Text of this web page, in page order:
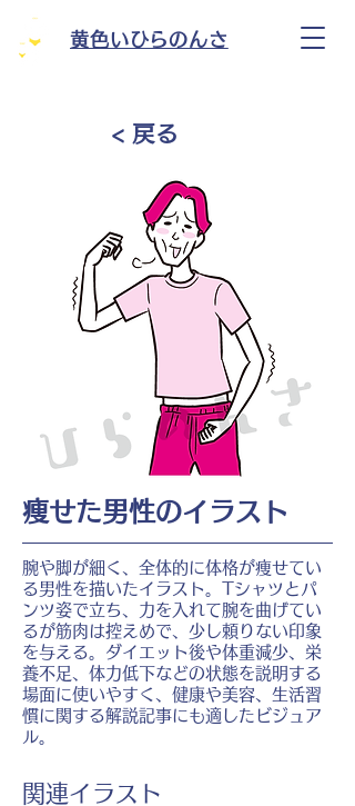
黄色いひらのんさ
< 戻る
痩せた男性のイラスト
腕や脚が細く、全体的に体格が痩せてい
る男性を描いたイラスト。Tシャツとパ
ンツ姿で立ち、力を入れて腕を曲げてい
るが筋肉は控えめで、少し頼りない印象
を与える。ダイエット後や体重減少、栄
養不足、体力低下などの状態を説明する
場面に使いやすく、健康や美容、生活習
慣に関する解説記事にも適したビジュア
ル。
​関連イラスト